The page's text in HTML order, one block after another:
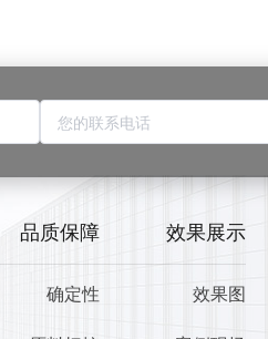
品质保障
确定性
效果展示
效果图